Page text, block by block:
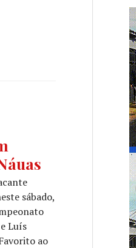
sábado,
Luís
ao